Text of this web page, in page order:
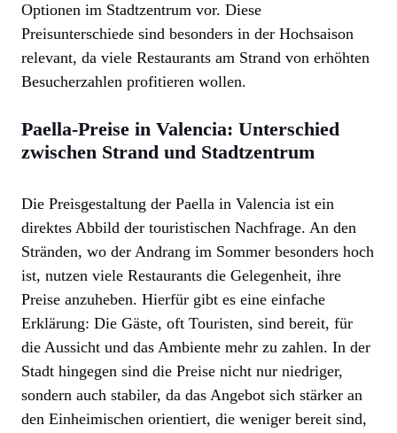
Optionen im Stadtzentrum vor. Diese
Preisunterschiede sind besonders in der Hochsaison
relevant, da viele Restaurants am Strand von erhöhten
Besucherzahlen profitieren wollen.
Paella-Preise in Valencia: Unterschied
zwischen Strand und Stadtzentrum
Die Preisgestaltung der Paella in Valencia ist ein
direktes Abbild der touristischen Nachfrage. An den
Stränden, wo der Andrang im Sommer besonders hoch
ist, nutzen viele Restaurants die Gelegenheit, ihre
Preise anzuheben. Hierfür gibt es eine einfache
Erklärung: Die Gäste, oft Touristen, sind bereit, für
die Aussicht und das Ambiente mehr zu zahlen. In der
Stadt hingegen sind die Preise nicht nur niedriger,
sondern auch stabiler, da das Angebot sich stärker an
den Einheimischen orientiert, die weniger bereit sind,